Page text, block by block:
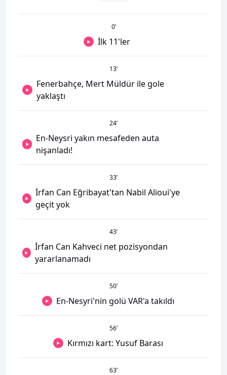
0’
İlk 11'ler
13’
Fenerbahçe, Mert Müldür ile gole
yaklaştı
24’
En-Neysri yakın mesafeden auta
nişanladı!
33’
İrfan Can Eğribayat'tan Nabil Alioui'ye
geçit yok
43’
İrfan Can Kahveci net pozisyondan
yararlanamadı
50’
En-Nesyri'nin golü VAR'a takıldı
56’
Kırmızı kart: Yusuf Barası
63’